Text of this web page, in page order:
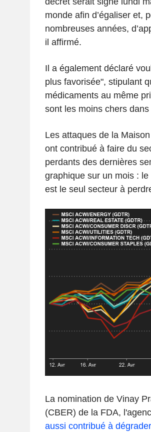
monde afin d’égaliser et,
nombreuses années,
il affirmé.
Il a également déclaré
plus favorisée", stipulant
médicaments au même
sont les moins chers
Les attaques de la
ont contribué à faire du
perdants des dernières
graphique sur un mois :
est le seul secteur à
La nomination de Vinay
(CBER) de la FDA,
aussi contribué à